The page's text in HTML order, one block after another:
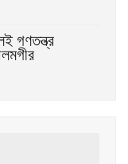
গণতন্ত্র